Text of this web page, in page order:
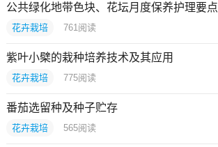
公共绿化地带色块、花坛月度保养护理要点
花卉栽培 761 阅读
紫叶小檗的栽种培养技术及其应用
花卉栽培 775阅读
番茄选留种及种子贮存
花卉栽培 565阅读